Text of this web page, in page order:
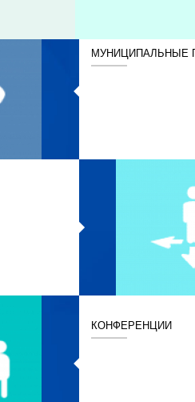
МУНИЦИПАЛЬНЫЕ
КОНФЕРЕНЦИИ